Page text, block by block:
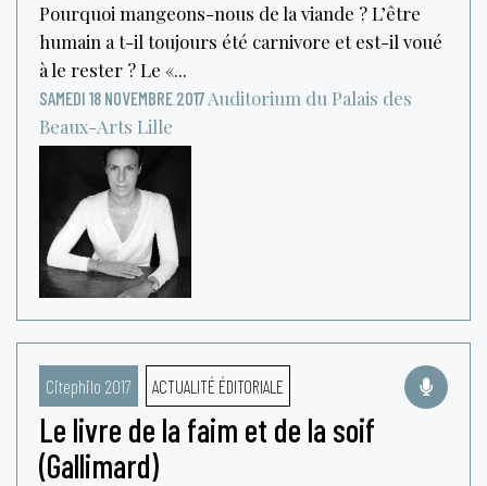
Pourquoi mangeons-nous de la viande ? L’être
humain a t-il toujours été carnivore et est-il voué
à le rester ? Le «...
SAMEDI 18 NOVEMBRE 2017 Auditorium du Palais des
Beaux-Arts Lille
Citephilo 2017 ACTUALITÉ ÉDITORIALE
Le livre de la faim et de la soif
(Gallimard)